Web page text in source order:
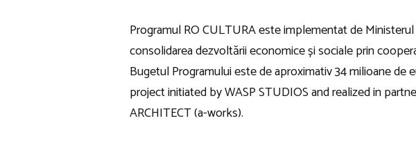
Programul RO CULTURA este implementat de
consolidarea dezvoltării economice și sociale prin
Bugetul Programului este de aproximativ 34 milioane de
project initiated by WASP STUDIOS and realized in
ARCHITECT (a-works).